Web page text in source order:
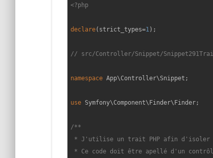
<?php
declare(strict_types=1);
// src/Controller/Snippet/
namespace App\Controller\Snippet ;
use Symfony\Component\ Finder\ Finder;
/**
* J'utilise un trait PHP afin d'isoler
* Ce code doit être apellé d'un